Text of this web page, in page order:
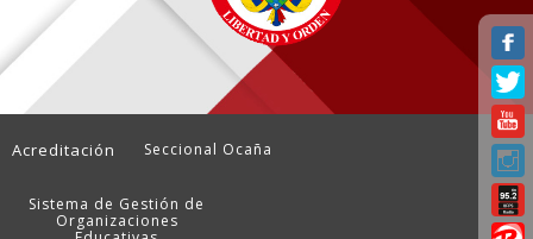
Acreditación Seccional Ocaña
Sistema de Gestión de
Organizaciones